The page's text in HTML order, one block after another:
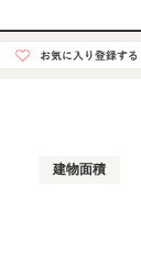
建物面積